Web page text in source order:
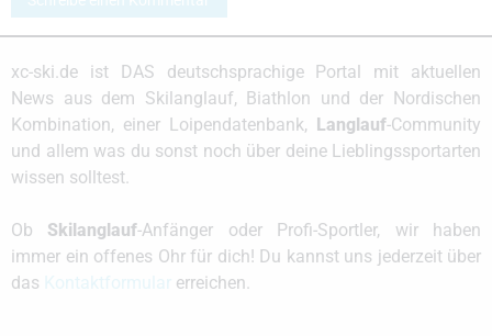
xc-ski.de ist DAS deutschsprachige Portal mit aktuellen
News aus dem Skilanglauf, Biathlon und der Nordischen
Kombination, einer Loipendatenbank, Langlauf-Community
und allem was du sonst noch über deine Lieblingssportarten
wissen solltest.
Ob Skilanglauf-Anfänger oder Profi-Sportler, wir haben
immer ein offenes Ohr für dich! Du kannst uns jederzeit über
das
erreichen.